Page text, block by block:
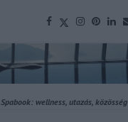
Spabook: wellness, utazás, közösség